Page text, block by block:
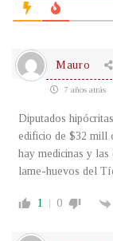
Mauro
7 años atrás
Diputados
edificio de $32 mill
hay medicinas y las
lame-huevos del
1 0